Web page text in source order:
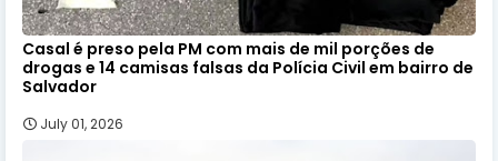
Casal é preso pela PM com mais de mil porções de
drogas e 14 camisas falsas da Polícia Civil em bairro de
Salvador
July 01, 2026